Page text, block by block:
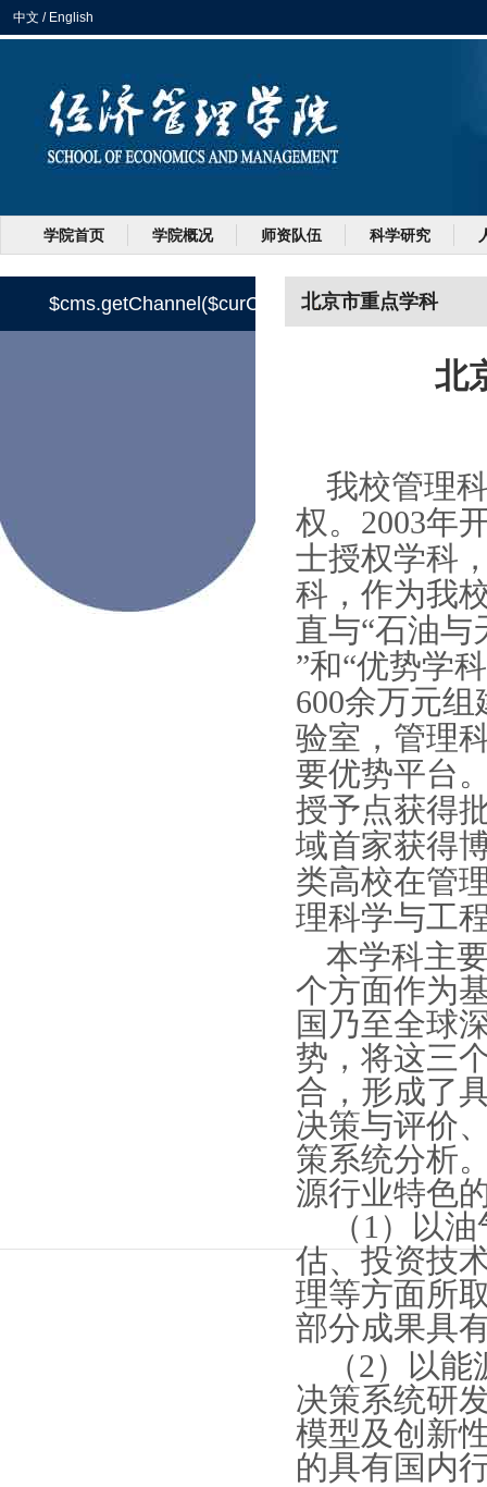
中文 / English
学院首页 学院概况 师资队伍 科学研究
$cms.getChannel($curChannel.paren.id).title
北京市重点学科
北
我校管理
权。2003年
士授权学科
科，作为我
直与“石油与
”和“优势学
600余万元
验室，管理
要优势平台
授予点获得
域首家获得
类高校在管
理科学与工
本学科主
个方面作为
国乃至全球
势，将这三
合，形成了
决策与评价
策系统分析
源行业特色
（1）以
估、投资技
理等方面所
部分成果具
（2）以能
决策系统研
模型及创新
的具有国内